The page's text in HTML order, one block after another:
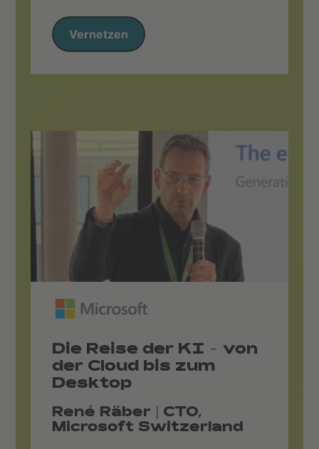
Vernetzen
Die Reise der KI - von
der Cloud bis zum
Desktop
René Räber | CTO,
Microsoft Switzerland